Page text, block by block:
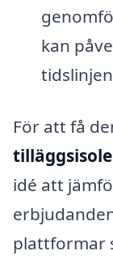
kan
För att få
idé att
plattformar